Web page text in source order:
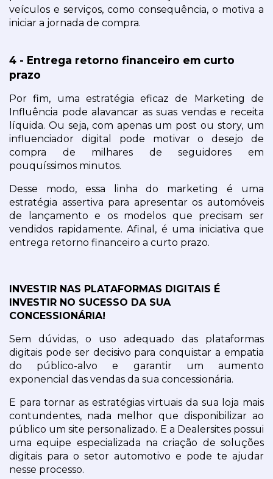
veículos e serviços, como consequência, o motiva a
iniciar a jornada de compra.
4 - Entrega retorno financeiro em curto
prazo
Por fim, uma estratégia eficaz de Marketing de
Influência pode alavancar as suas vendas e receita
líquida. Ou seja, com apenas um post ou story, um
influenciador digital pode motivar o desejo de
compra de milhares de seguidores em
pouquíssimos minutos.
Desse modo, essa linha do marketing é uma
estratégia assertiva para apresentar os automóveis
de lançamento e os modelos que precisam ser
vendidos rapidamente. Afinal, é uma iniciativa que
entrega retorno financeiro a curto prazo.
INVESTIR NAS PLATAFORMAS DIGITAIS É
INVESTIR NO SUCESSO DA SUA
CONCESSIONÁRIA!
Sem dúvidas, o uso adequado das plataformas
digitais pode ser decisivo para conquistar a empatia
do público-alvo e garantir um aumento
exponencial das vendas da sua concessionária.
E para tornar as estratégias virtuais da sua loja mais
contundentes, nada melhor que disponibilizar ao
público um site personalizado. E a Dealersites possui
uma equipe especializada na criação de soluções
digitais para o setor automotivo e pode te ajudar
nesse processo.